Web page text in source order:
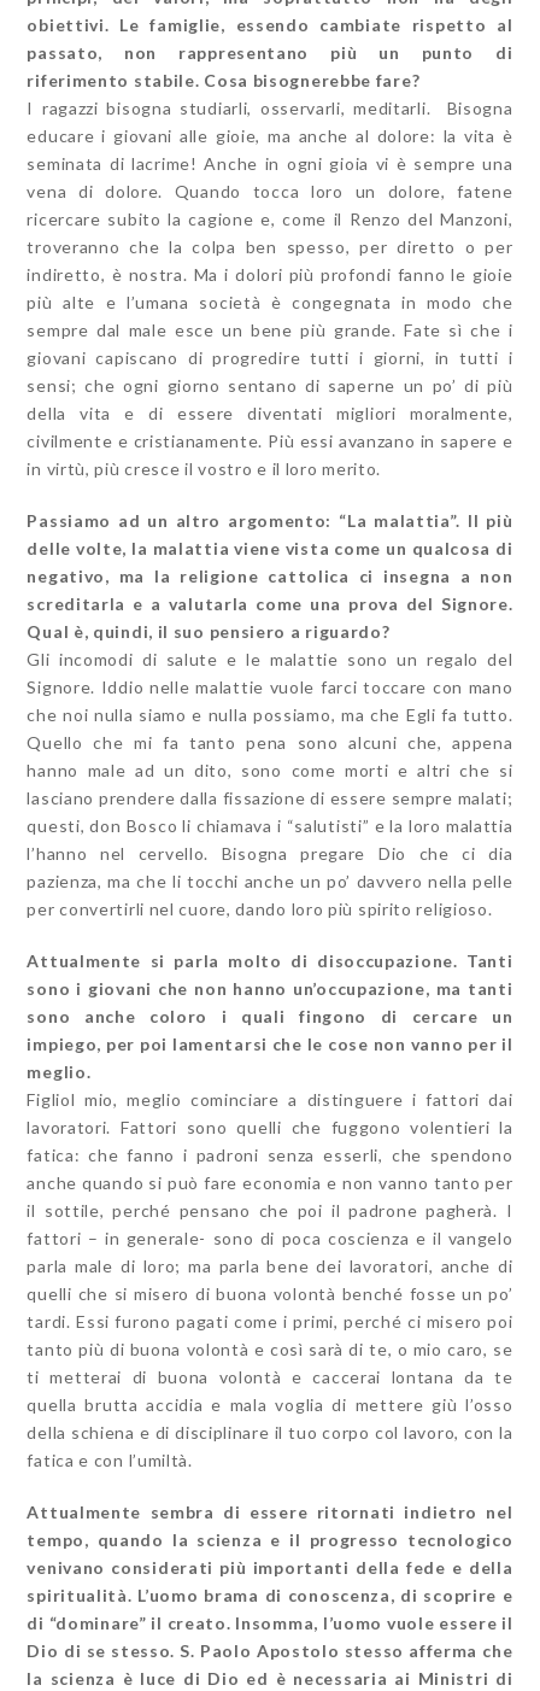
obiettivi. Le famiglie, essendo cambiate rispetto al
passato, non rappresentano più un punto di
riferimento stabile. Cosa bisognerebbe fare?
I ragazzi bisogna studiarli, osservarli, meditarli. Bisogna
educare i giovani alle gioie, ma anche al dolore: la vita è
seminata di lacrime! Anche in ogni gioia vi è sempre una
vena di dolore. Quando tocca loro un dolore, fatene
ricercare subito la cagione e, come il Renzo del Manzoni,
troveranno che la colpa ben spesso, per diretto o per
indiretto, è nostra. Ma i dolori più profondi fanno le gioie
più alte e l’umana società è congegnata in modo che
sempre dal male esce un bene più grande. Fate sì che i
giovani capiscano di progredire tutti i giorni, in tutti i
sensi; che ogni giorno sentano di saperne un po’ di più
della vita e di essere diventati migliori moralmente,
civilmente e cristianamente. Più essi avanzano in sapere e
in virtù, più cresce il vostro e il loro merito.
Passiamo ad un altro argomento: “La malattia”. Il più
delle volte, la malattia viene vista come un qualcosa di
negativo, ma la religione cattolica ci insegna a non
screditarla e a valutarla come una prova del Signore.
Qual è, quindi, il suo pensiero a riguardo?
Gli incomodi di salute e le malattie sono un regalo del
Signore. Iddio nelle malattie vuole farci toccare con mano
che noi nulla siamo e nulla possiamo, ma che Egli fa tutto.
Quello che mi fa tanto pena sono alcuni che, appena
hanno male ad un dito, sono come morti e altri che si
lasciano prendere dalla fissazione di essere sempre malati;
questi, don Bosco li chiamava i “salutisti” e la loro malattia
l’hanno nel cervello. Bisogna pregare Dio che ci dia
pazienza, ma che li tocchi anche un po’ davvero nella pelle
per convertirli nel cuore, dando loro più spirito religioso.
Attualmente si parla molto di disoccupazione. Tanti
sono i giovani che non hanno un’occupazione, ma tanti
sono anche coloro i quali fingono di cercare un
impiego, per poi lamentarsi che le cose non vanno per il
meglio.
Figliol mio, meglio cominciare a distinguere i fattori dai
lavoratori. Fattori sono quelli che fuggono volentieri la
fatica: che fanno i padroni senza esserli, che spendono
anche quando si può fare economia e non vanno tanto per
il sottile, perché pensano che poi il padrone pagherà. I
fattori – in generale- sono di poca coscienza e il vangelo
parla male di loro; ma parla bene dei lavoratori, anche di
quelli che si misero di buona volontà benché fosse un po’
tardi. Essi furono pagati come i primi, perché ci misero poi
tanto più di buona volontà e così sarà di te, o mio caro, se
ti metterai di buona volontà e caccerai lontana da te
quella brutta accidia e mala voglia di mettere giù l’osso
della schiena e di disciplinare il tuo corpo col lavoro, con la
fatica e con l’umiltà.
Attualmente sembra di essere ritornati indietro nel
tempo, quando la scienza e il progresso tecnologico
venivano considerati più importanti della fede e della
spiritualità. L’uomo brama di conoscenza, di scoprire e
di “dominare” il creato. Insomma, l’uomo vuole essere il
Dio di se stesso. S. Paolo Apostolo stesso afferma che
la scienza è luce di Dio ed è necessaria ai Ministri di